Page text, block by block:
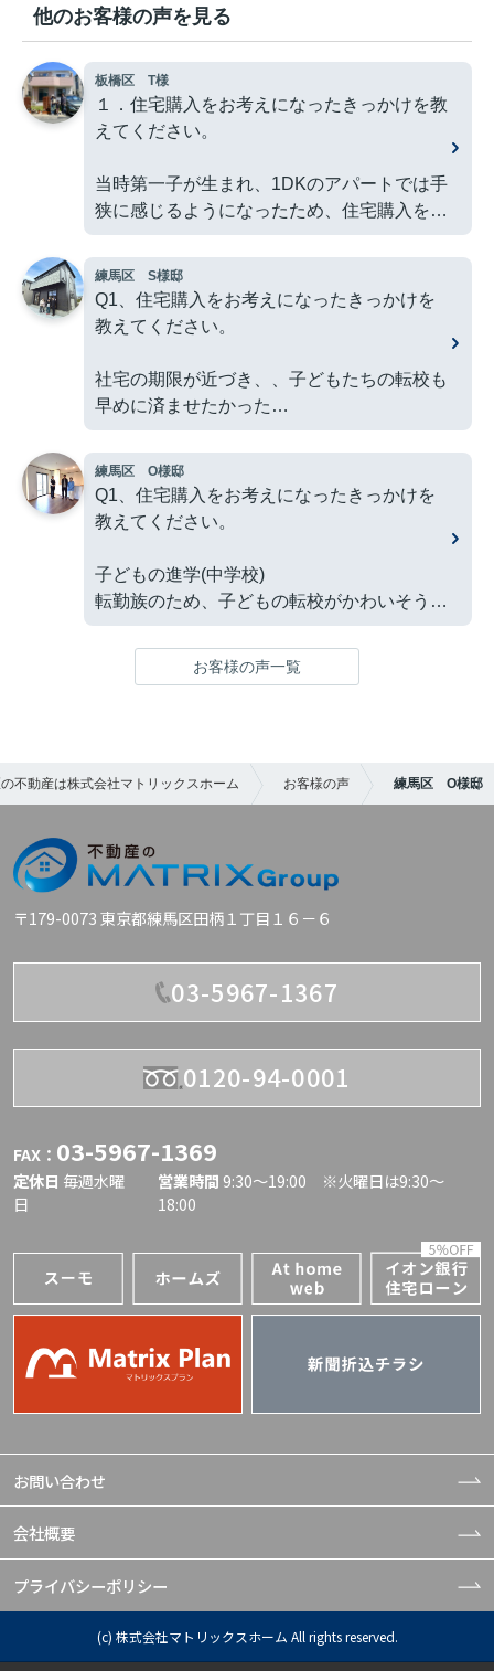
他のお客様の声を見る
板橋区 T様
１．住宅購入をお考えになったきっかけを教
えてください。
当時第一子が生まれ、1DKのアパートでは手
狭に感じるようになったため、住宅購入を検
討し始めました。
２．マトリックスグループとの出会いのきっ
かけは何でしたか？
マトリックスグループさんが担当されていた
物件の中に気になる新築物件があり、問い合
す。
３．住宅購入までに不安だったことはありま
したか？
押し売りや冷静に判断する時間を与えられな
いような営業対応への不安がありました。実
場面もありました。
・希望していた条件（築10年以内の中古戸建
／駅徒歩15分前後／3LDK以上／駐車スペー
・担当の野口さんが非常に誠実で親身に対応
してくださり、安心して検討を進めることが
非常に誠実で親身にご対応いただき、物件に
ができました。
イスなどをお願いします。
過去にいくつかの不動産会社とやり取りをし
ましたが、営業の熱意が強いあまり、こちら
の意図が十分に汲み取られないと感じること
もあり、負担に感じる場面がありました。
会社を選ぶことは非常に重要だと感じていま
す。マトリックスグループさんのように、顧
れると思います。
練馬区 S様邸
Q1、住宅購入をお考えになったきっかけを
教えてください。
社宅の期限が近づき、、子どもたちの転校も
早めに済ませたかった
Q2、マトリックスグループとの出会いのき
っかけは何でしたか？
Q3、住宅購入までに不安だった事はありま
夫婦間の優先順位の相違
立地、予算、間取り、陽当たりなど希望条件
Q5、担当スタッフの対応はいかがでした
か？
こちらの希望に沿った物件を提案していただ
Q6、これから住宅探しをお考えの方へアド
練馬区 O様邸
Q1、住宅購入をお考えになったきっかけを
教えてください。
子どもの進学(中学校)
転勤族のため、子どもの転校がかわいそう
Q2、マトリックスグループとの出会いのき
っかけは何でしたか？
Q3、住宅購入までに不安だった事はありま
初めてのことだらけで、全てが不安でした。
時にコストと資産価値の将来像がイメージで
きなかった...
・優先順位をつけて絞った、マスト条件3つ
にはまったこと
・南東角地
・No.1棟におけるイザコザ(笑)
Q5、担当スタッフの対応はいかがでした
か？
な夫婦に付き合ってくださいました。
ありがとうございました。
バイスなどをお願いいたします。
います。
・ホームインスペクションはやりすぎるくら
お客様の声一覧
不動産は株式会社マトリックスホーム お客様の声 練馬区 O様邸
〒179-0073 東京都練馬区田柄１丁目１６－６
03-5967-1367
0120-94-0001
FAX： 03-5967-1369
定休日 毎週水曜
日
営業時間 9:30〜19:00 ※火曜日は9:30～
18:00
お問い合わせ
会社概要
プライバシーポリシー
(c) 株式会社マトリックスホーム All rights reserved.